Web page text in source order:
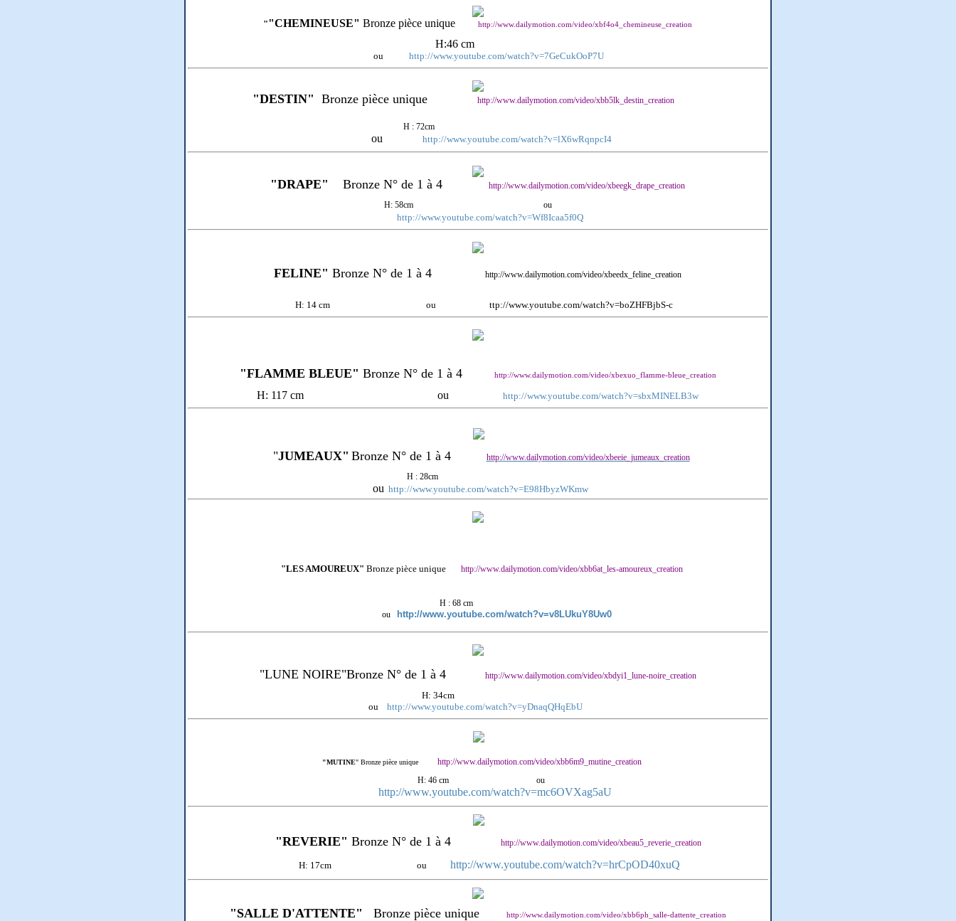
""CHEMINEUSE" Bronze pièce unique http://www.dailymotion.com/video/xbf4o4_chemineuse_creation
H:46 cm
ou http://www.youtube.com/watch?v=7GeCukOoP7U
"DESTIN" Bronze pièce unique http://www.dailymotion.com/video/xbb5lk_destin_creation
H : 72cm
ou http://www.youtube.com/watch?v=lX6wRqnpcI4
"DRAPE" Bronze N° de 1 à 4
http://www.dailymotion.com/video/xbeegk_drape_creation
H: 58cm ou
http://www.youtube.com/watch?v=Wf8Icaa5f0Q
FELINE" Bronze N° de 1 à 4 http://www.dailymotion.com/video/xbeedx_feline_creation
H: 14 cm ou ttp://www.youtube.com/watch?v=boZHFBjbS-c
"FLAMME BLEUE" Bronze N° de 1 à 4 http://www.dailymotion.com/video/xbexuo_flamme-bleue_creation
H: 117 cm ou http://www.youtube.com/watch?v=sbxMINELB3w
"JUMEAUX" Bronze N° de 1 à 4
http://www.dailymotion.com/video/xbeeie_jumeaux_creation
H : 28cm
ou http://www.youtube.com/watch?v=E98HbyzWKmw
"LES AMOUREUX" Bronze pièce unique http://www.dailymotion.com/video/xbb6at_les-amoureux_creation
H : 68 cm
ou
http://www.youtube.com/watch?v=v8LUkuY8Uw0
"LUNE NOIRE"Bronze N° de 1 à 4 http://www.dailymotion.com/video/xbdyi1_lune-noire_creation
H: 34cm
ou http://www.youtube.com/watch?v=yDnaqQHqEbU
"MUTINE" Bronze pièce unique
http://www.dailymotion.com/video/xbb6m9_mutine_creation
H: 46 cm
ou
http://www.youtube.com/watch?v=mc6OVXag5aU
"REVERIE" Bronze N° de 1 à 4 http://www.dailymotion.com/video/xbeau5_reverie_creation
H: 17cm ou http://www.youtube.com/watch?v=hrCpOD40xuQ
"SALLE D'ATTENTE" Bronze pièce unique http://www.dailymotion.com/video/xbb6ph_salle-dattente_creation